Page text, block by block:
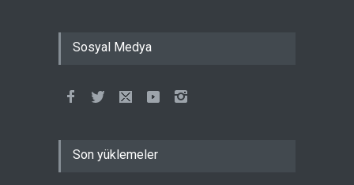
Sosyal Medya
Son yüklemeler